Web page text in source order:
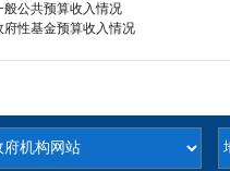
般公共预算收入情况
府性基金预算收入情况